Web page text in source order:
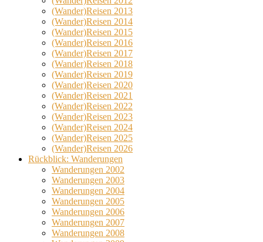
(Wander)Reisen 2013
(Wander)Reisen 2014
(Wander)Reisen 2015
(Wander)Reisen 2016
(Wander)Reisen 2017
(Wander)Reisen 2018
(Wander)Reisen 2019
(Wander)Reisen 2020
(Wander)Reisen 2021
(Wander)Reisen 2022
(Wander)Reisen 2023
(Wander)Reisen 2024
(Wander)Reisen 2025
(Wander)Reisen 2026
Rückblick: Wanderungen
Wanderungen 2002
Wanderungen 2003
Wanderungen 2004
Wanderungen 2005
Wanderungen 2006
Wanderungen 2007
Wanderungen 2008